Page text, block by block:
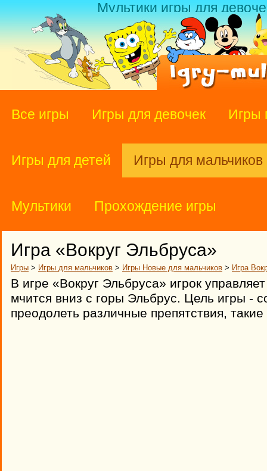
Мультики игры для
Все игры Игры для девочек Игры
Игры для детей Игры для мальчиков
Мультики Прохождение игры
Игра «Вокруг Эльбруса»
Игры > Игры для мальчиков > Игры Новые для мальчиков > Игра
В игре «Вокруг Эльбруса» игрок
мчится вниз с горы Эльбрус. Цель игры -
преодолеть различные препятствия,